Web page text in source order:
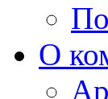
О